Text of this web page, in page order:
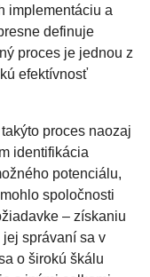
implementáciu a
definuje
proces je jednou z
efektívnosť
proces naozaj
identifikácia
potenciálu,
spoločnosti
– získaniu
jej správaní sa v
o širokú škálu